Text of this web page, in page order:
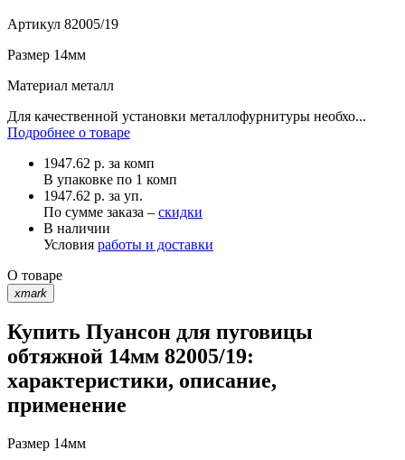
Артикул 82005/19
Размер 14мм
Материал металл
Для качественной установки металлофурнитуры необхо...
Подробнее о товаре
1947.62 р. за комп
В упаковке по 1 комп
1947.62 р. за уп.
По сумме заказа – скидки
В наличии
Условия работы и доставки
О товаре
xmark
Купить Пуансон для пуговицы
обтяжной 14мм 82005/19:
характеристики, описание,
применение
Размер 14мм